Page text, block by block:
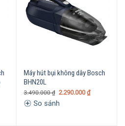
Máy hút bụi không dây Bosch
BHN20L
3.490.000₫ 2.290.000 ₫
So sánh